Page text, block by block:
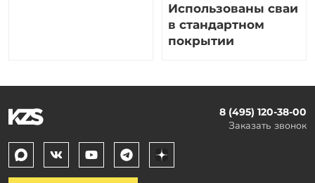
Использованы сваи
в стандартном
покрытии
8 (495) 120-38-00
Заказать звонок